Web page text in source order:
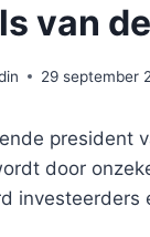
van
29 september
president
door
investeerders